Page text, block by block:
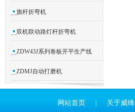
旗杆折弯机
双机联动路灯杆折弯机
ZDW43J系列卷板开平生产线
ZDMJ自动打磨机
网站首页 关于威锋